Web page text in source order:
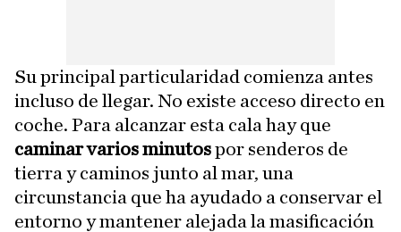
Su principal particularidad comienza antes
incluso de llegar. No existe acceso directo en
coche. Para alcanzar esta cala hay que
caminar varios minutospor senderos de
tierra y caminos junto al mar, una
circunstancia que ha ayudado a conservar el
entorno y mantener alejada la masificación